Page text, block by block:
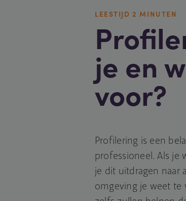
LEESTIJD 2 MINUTEN
je en
voor?
Profilering is een
professioneel. Als je
je dit uitdragen naar
omgeving je weet te